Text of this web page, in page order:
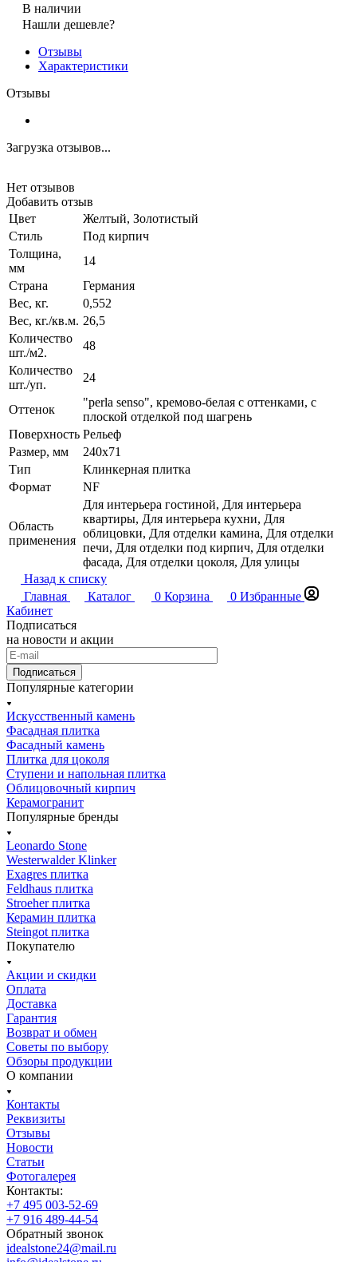
В наличии
Нашли дешевле?
Отзывы
Характеристики
Отзывы
Загрузка отзывов...
Нет отзывов
Добавить отзыв
Цвет
Желтый, Золотистый
Стиль
Под кирпич
Толщина,
мм
14
Страна
Германия
Вес, кг.
0,552
Вес, кг./кв.м. 26,5
Количество
шт./м2.
48
Количество
шт./уп.
24
Оттенок
"perla senso", кремово-белая с оттенками, с
плоской отделкой под шагрень
Поверхность Рельеф
Размер, мм
240x71
Тип
Клинкерная плитка
Формат
NF
Область
применения
Для интерьера гостиной, Для интерьера
квартиры, Для интерьера кухни, Для
облицовки, Для отделки камина, Для отделки
печи, Для отделки под кирпич, Для отделки
фасада, Для отделки цоколя, Для улицы
Назад к списку
Главная
Каталог 0 Корзина 0 Избранные
Кабинет
Подписаться
на новости и акции
Подписаться
Популярные категории
Искусственный камень
Фасадная плитка
Фасадный камень
Плитка для цоколя
Ступени и напольная плитка
Облицовочный кирпич
Керамогранит
Популярные бренды
Leonardo Stone
Westerwalder Klinker
Exagres плитка
Feldhaus плитка
Stroeher плитка
Керамин плитка
Steingot плитка
Покупателю
Акции и скидки
Оплата
Доставка
Гарантия
Возврат и обмен
Советы по выбору
Обзоры продукции
О компании
Контакты
Реквизиты
Отзывы
Новости
Статьи
Фотогалерея
Контакты:
+7 495 003-52-69
+7 916 489-44-54
Обратный звонок
idealstone24@mail.ru